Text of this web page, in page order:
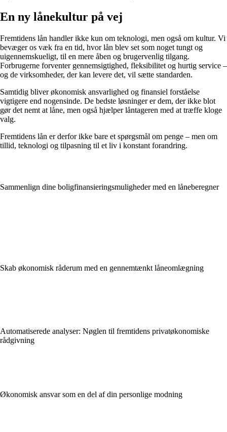
En ny lånekultur på vej
Fremtidens lån handler ikke kun om teknologi, men også om kultur. Vi
bevæger os væk fra en tid, hvor lån blev set som noget tungt og
uigennemskueligt, til en mere åben og brugervenlig tilgang.
Forbrugerne forventer gennemsigtighed, fleksibilitet og hurtig service –
og de virksomheder, der kan levere det, vil sætte standarden.
Samtidig bliver økonomisk ansvarlighed og finansiel forståelse
vigtigere end nogensinde. De bedste løsninger er dem, der ikke blot
gør det nemt at låne, men også hjælper låntageren med at træffe kloge
valg.
Fremtidens lån er derfor ikke bare et spørgsmål om penge – men om
tillid, teknologi og tilpasning til et liv i konstant forandring.
Sammenlign dine boligfinansieringsmuligheder med en låneberegner
Skab økonomisk råderum med en gennemtænkt låneomlægning
Automatiserede analyser: Nøglen til fremtidens privatøkonomiske
rådgivning
Økonomisk ansvar som en del af din personlige modning